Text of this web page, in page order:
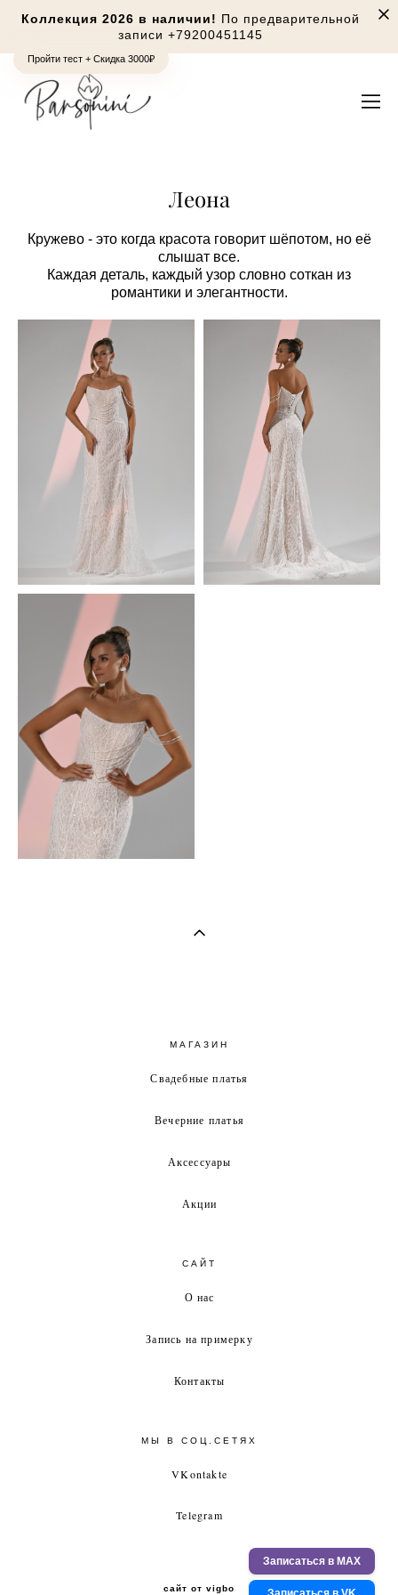
Записаться в MAX
Пройти тест + Скидка 3000₽
Коллекция 2026 в наличии! По предварительной
записи +79200451145
Леона
Кружево - это когда красота говорит шёпотом, но её
слышат все.
Каждая деталь, каждый узор словно соткан из
романтики и элегантности.
МАГАЗИН
Свадебные платья
Вечерние платья
Аксессуары
Акции
САЙТ
О нас
Запись на примерку
Контакты
МЫ В СОЦ.СЕТЯХ
VKontakte
Telegram
сайт от vigbo